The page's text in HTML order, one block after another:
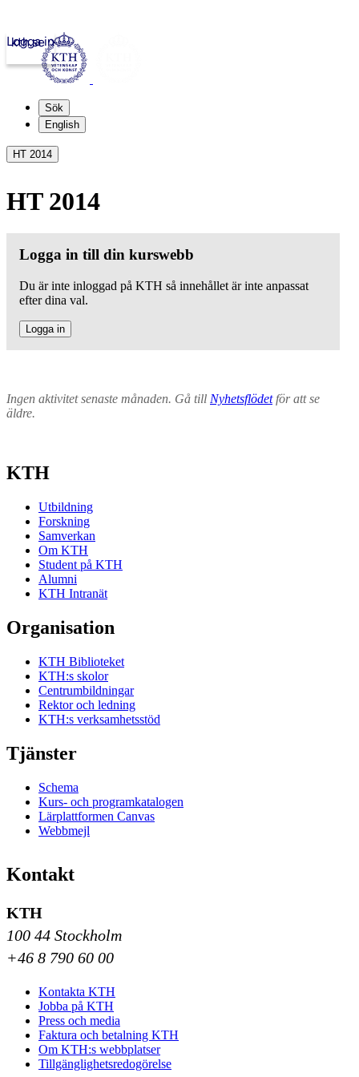
kth.se
Logga in
Sök
English
HT 2014
HT 2014
Logga in till din kurswebb
Du är inte inloggad på KTH så innehållet är inte anpassat
efter dina val.
Logga in
Ingen aktivitet senaste månaden. Gå till Nyhetsflödetför att se
äldre.
KTH
Utbildning
Forskning
Samverkan
Om KTH
Student på KTH
Alumni
KTH Intranät
Organisation
KTH Biblioteket
KTH:s skolor
Centrumbildningar
Rektor och ledning
KTH:s verksamhetsstöd
Tjänster
Schema
Kurs- och programkatalogen
Lärplattformen Canvas
Webbmejl
Kontakt
KTH
100 44 Stockholm
+46 8 790 60 00
Kontakta KTH
Jobba på KTH
Press och media
Faktura och betalning KTH
Om KTH:s webbplatser
Tillgänglighetsredogörelse